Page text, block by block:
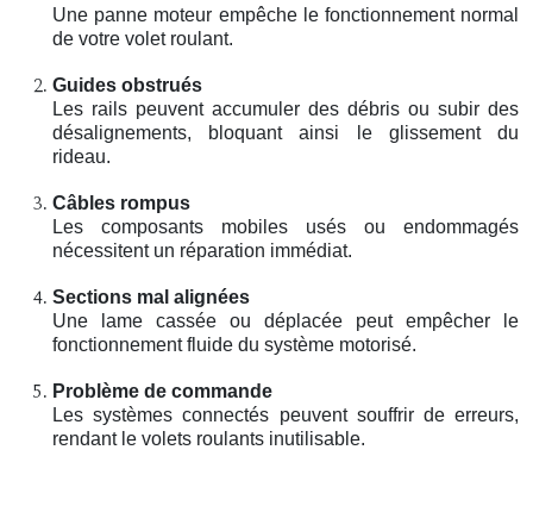
Une panne moteur empêche le fonctionnement normal
de votre volet roulant.
Guides obstrués
Les rails peuvent accumuler des débris ou subir des
désalignements, bloquant ainsi le glissement du
rideau.
Câbles rompus
Les composants mobiles usés ou endommagés
nécessitent un réparation immédiat.
Sections mal alignées
Une lame cassée ou déplacée peut empêcher le
fonctionnement fluide du système motorisé.
Problème de commande
Les systèmes connectés peuvent souffrir de erreurs,
rendant le volets roulants inutilisable.